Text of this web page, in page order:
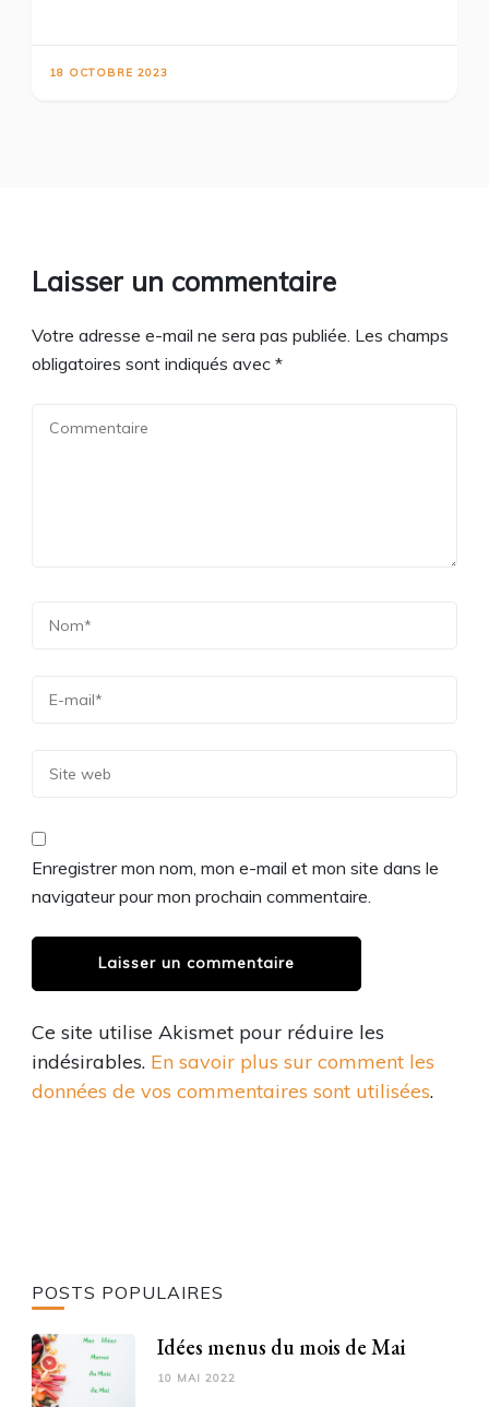
18 OCTOBRE 2023
Laisser un commentaire
Votre adresse e-mail ne sera pas publiée. Les champs
obligatoires sont indiqués avec *
Enregistrer mon nom, mon e-mail et mon site dans le
navigateur pour mon prochain commentaire.
Ce site utilise Akismet pour réduire les
indésirables. En savoir plus sur comment les
données de vos commentaires sont utilisées.
POSTS POPULAIRES
Idées menus du mois de Mai
10 MAI 2022